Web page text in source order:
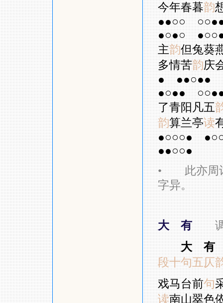
今年春暮韵
●●○○
●○●○
主韵但兔葵
多情苦韵庆
●
●●○●●
●○●●
了青阳凡五
韵算兰亭读
●○○○●
●●○○●
• 此亦周词
字异。
大 有
大 有
段十句五仄
戏马台前句
读南山翠色